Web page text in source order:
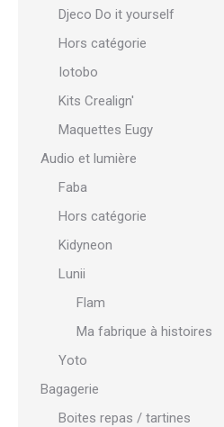
Djeco Do it yourself
Hors catégorie
Iotobo
Kits Crealign'
Maquettes Eugy
Audio et lumière
Faba
Hors catégorie
Kidyneon
Lunii
Flam
Ma fabrique à histoires
Yoto
Bagagerie
Boites repas / tartines